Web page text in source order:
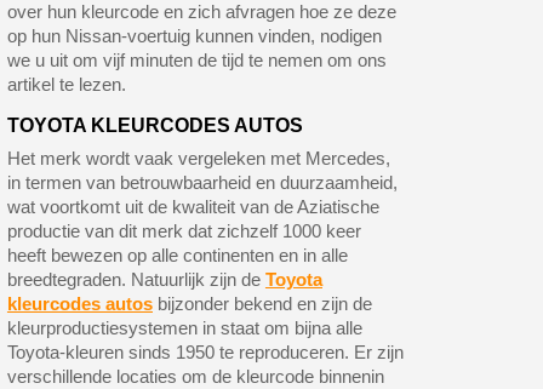
over hun kleurcode en zich afvragen hoe ze deze
op hun Nissan-voertuig kunnen vinden, nodigen
we u uit om vijf minuten de tijd te nemen om ons
artikel te lezen.
TOYOTA KLEURCODES AUTOS
Het merk wordt vaak vergeleken met Mercedes,
in termen van betrouwbaarheid en duurzaamheid,
wat voortkomt uit de kwaliteit van de Aziatische
productie van dit merk dat zichzelf 1000 keer
heeft bewezen op alle continenten en in alle
breedtegraden. Natuurlijk zijn de Toyota
kleurcodes autosbijzonder bekend en zijn de
kleurproductiesystemen in staat om bijna alle
Toyota-kleuren sinds 1950 te reproduceren. Er zijn
verschillende locaties om de kleurcode binnenin